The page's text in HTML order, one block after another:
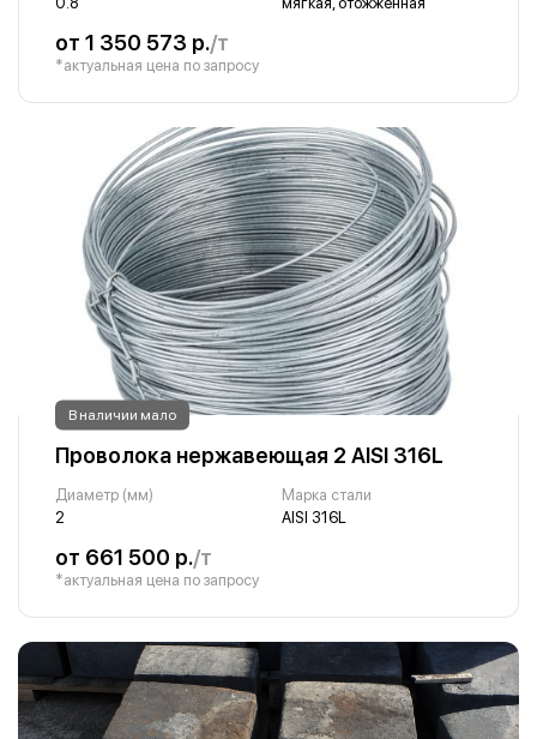
от 1 350 573 р./т
*актуальная цена по запросу
В наличии мало
Проволока нержавеющая 2 AISI 316L
Диаметр (мм)
2
Марка стали
AISI 316L
от 661 500 р./т
*актуальная цена по запросу